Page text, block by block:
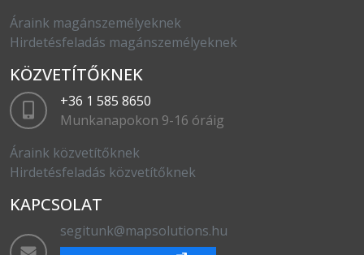
Áraink magánszemélyeknek
Hirdetésfeladás magánszemélyeknek
KÖZVETÍTŐKNEK
+36 1 585 8650
Munkanapokon 9-16 óráig
Áraink közvetítőknek
Hirdetésfeladás közvetítőknek
KAPCSOLAT
segitunk@mapsolutions.hu